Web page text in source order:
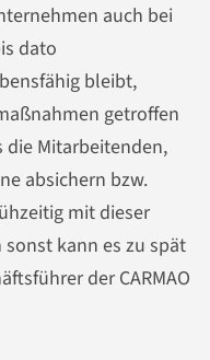
auch bei
dato
bleibt,
getroffen
die Mitarbeitenden,
absichern bzw.
mit dieser
kann es zu spät
der CARMAO